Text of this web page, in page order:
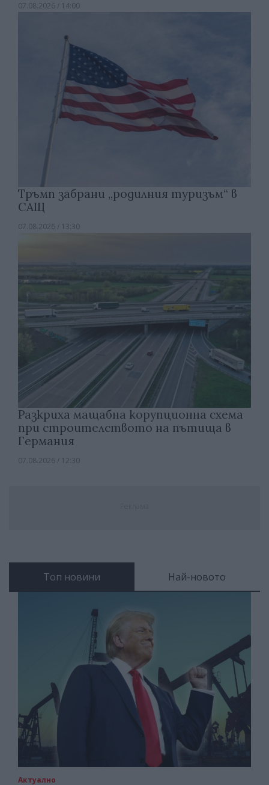
07.08.2026 / 14:00
Тръмп забрани „родилния туризъм“ в
САЩ
07.08.2026 / 13:30
Разкриха мащабна корупционна схема
при строителството на пътища в
Германия
07.08.2026 / 12:30
Топ новини Най-новото
Актуално